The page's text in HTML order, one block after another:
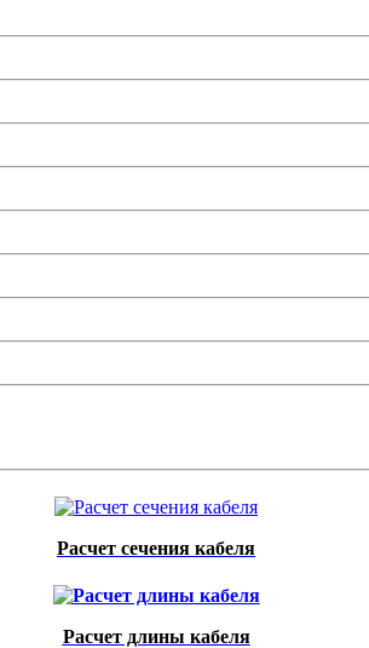
Расчет сечения кабеля
Расчет длины кабеля